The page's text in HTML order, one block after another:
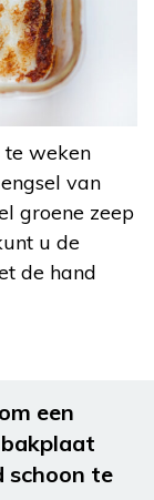
te weken
van
groene zeep
u de
de hand
een
schoon te